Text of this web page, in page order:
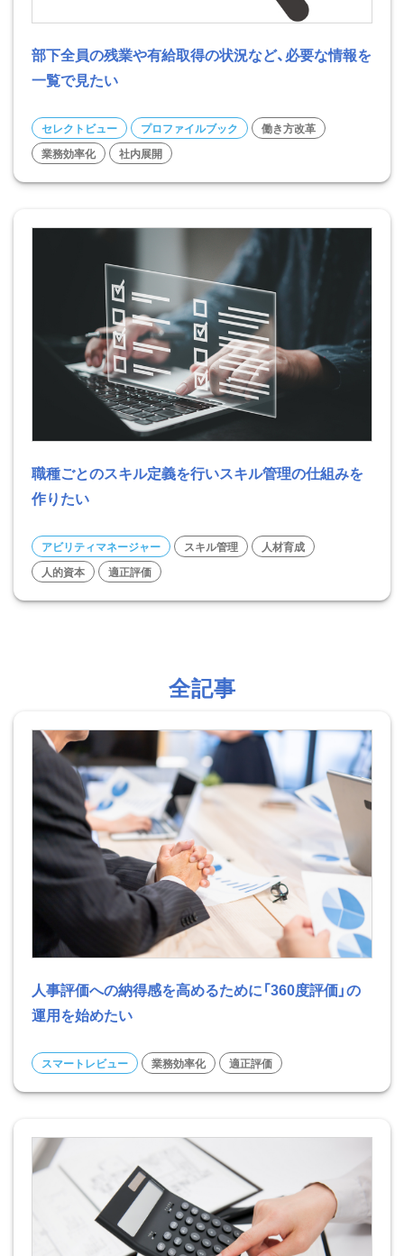
部下全員の残業や有給取得の状況など、必要な情報を
一覧で見たい
セレクトビュー プロファイルブック
働き方改革
業務効率化
社内展開
職種ごとのスキル定義を行いスキル管理の仕組みを
作りたい
アビリティマネージャー スキル管理
人材育成
人的資本
適正評価
全記事
人事評価への納得感を高めるために「360度評価」の
運用を始めたい
スマートレビュー 業務効率化 適正評価